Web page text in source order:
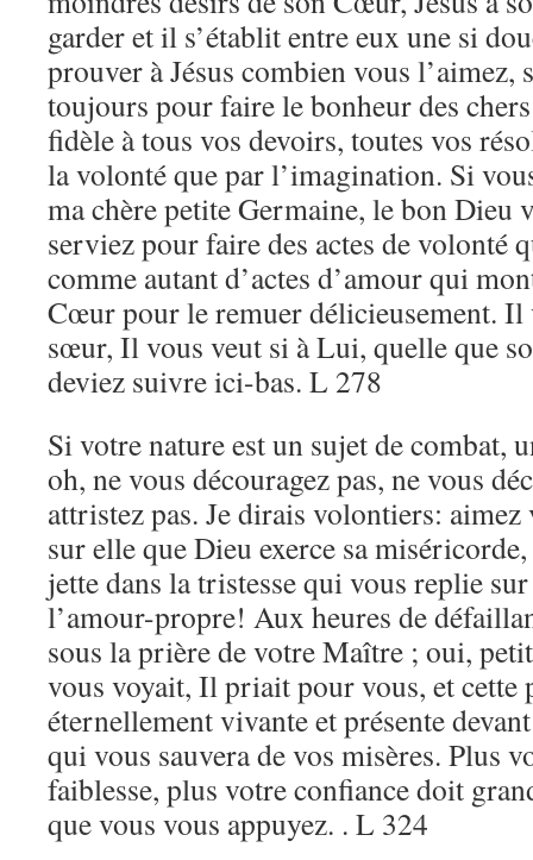
garder et il s’établit entre eux une si
prouver à Jésus combien vous l’aimez,
toujours pour faire le bonheur des
fidèle à tous vos devoirs, toutes vos
la volonté que par l’imagination. Si
ma chère petite Germaine, le bon Dieu
serviez pour faire des actes de volonté
comme autant d’actes d’amour qui
Cœur pour le remuer délicieusement. Il
sœur, Il vous veut si à Lui, quelle que
deviez suivre ici-bas. L 278
Si votre nature est un sujet de combat,
oh, ne vous découragez pas, ne vous
attristez pas. Je dirais volontiers: aimez
sur elle que Dieu exerce sa
jette dans la tristesse qui vous replie sur
l’amour-propre! Aux heures de
sous la prière de votre Maître ; oui,
vous voyait, Il priait pour vous, et cette
éternellement vivante et présente
qui vous sauvera de vos misères. Plus
faiblesse, plus votre confiance doit
que vous vous appuyez. . L 324